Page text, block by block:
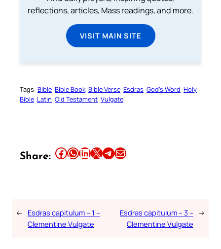
reflections, articles, Mass readings, and more.
VISIT MAIN SITE
Tags: Bible Bible Book Bible Verse Esdras God’s Word Holy
Bible Latin Old Testament Vulgate
Share: Share this article on Facebook Share this article on WhatsApp Share this article on LinkedIn Share this article on X Share this article on TelegramEmail this Article
← Esdras capitulum – 1 –
Clementine Vulgate
Esdras capitulum – 3 –
Clementine Vulgate
→